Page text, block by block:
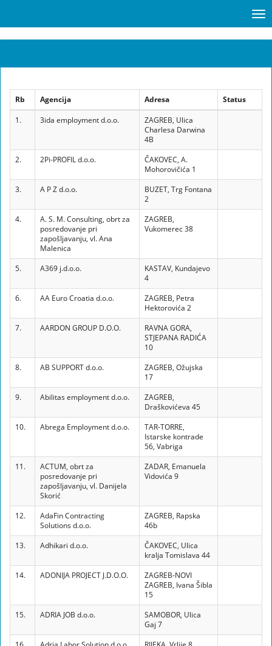
Rb Agencija Adresa
Status
1.
3ida employment d.o.o.
ZAGREB, Ulica
Charlesa Darwina
4B
2.
2Pi-PROFIL d.o.o.
ČAKOVEC, A.
Mohorovičića 1
3.
A P Z d.o.o.
BUZET, Trg Fontana
2
4.
A. S. M. Consulting, obrt za
posredovanje pri
zapošljavanju, vl. Ana
Malenica
ZAGREB,
Vukomerec 38
5. A369 j.d.o.o.
KASTAV, Kundajevo
4
6.
AA Euro Croatia d.o.o.
ZAGREB, Petra
Hektorovića 2
7.
AARDON GROUP D.O.O.
RAVNA GORA,
STJEPANA RADIĆA
10
8.
AB SUPPORT d.o.o.
ZAGREB, Ožujska
17
9.
Abilitas employment d.o.o.
ZAGREB,
Draškovićeva 45
10.
Abrega Employment d.o.o.
TAR-TORRE,
Istarske kontrade
56, Vabriga
11.
ACTUM, obrt za
posredovanje pri
zapošljavanju, vl. Danijela
Skorić
ZADAR, Emanuela
Vidovića 9
12.
AdaFin Contracting
Solutions d.o.o.
ZAGREB, Rapska
46b
13.
Adhikari d.o.o.
ČAKOVEC, Ulica
kralja Tomislava 44
14.
ADONIJA PROJECT J.D.O.O.
ZAGREB-NOVI
ZAGREB, Ivana Šibla
15
15.
ADRIA JOB d.o.o.
SAMOBOR, Ulica
Gaj 7